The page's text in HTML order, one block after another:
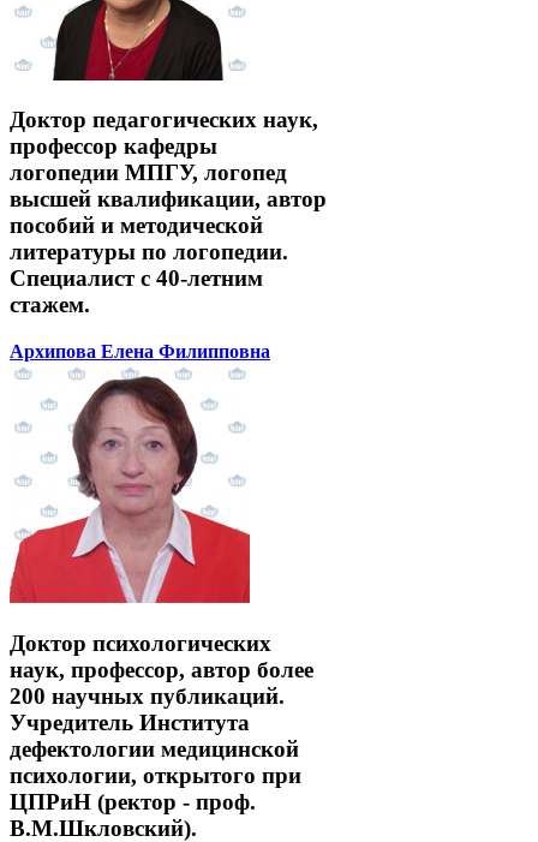
Доктор педагогических наук,
профессор кафедры
логопедии МПГУ, логопед
высшей квалификации, автор
пособий и методической
литературы по логопедии.
Специалист с 40-летним
стажем.
Архипова Елена Филипповна
Доктор психологических
наук, профессор, автор более
200 научных публикаций.
Учредитель Института
дефектологии медицинской
психологии, открытого при
ЦПРиН (ректор - проф.
В.М.Шкловский).